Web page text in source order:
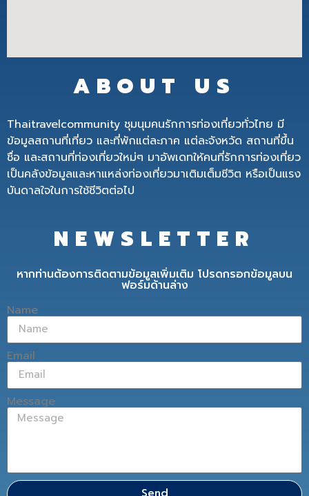
ABOUT US
Thaitravelcommunity ชุมนุมคนรักการท่องเที่ยวทั่วไทย มี
ข้อมูลสถานที่เที่ยว และที่พักแต่ละภาค แต่ละจังหวัด สถานที่ขึ้น
ชื่อ และสถานที่ท่องเที่ยวใหม่ๆ มาอัพเดทให้คนที่รักการท่องเที่ยว
เป็นคลังข้อมูลและหาแหล่งท่องเที่ยวมาเติมเต็มชีวิต หรือเป็นแรง
บันดาลใจในการใช้ชีวิตต่อไป
NEWSLETTER
หากท่านต้องการติดตามข้อมูลเพิ่มเติม โปรดกรอกข้อมูลบน
ฟอร์มด้านล่าง
Name
Email
Message